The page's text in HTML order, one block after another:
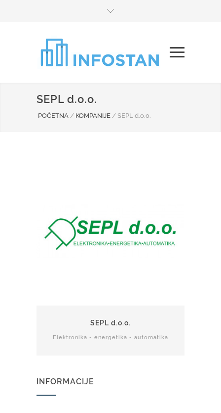
SEPL d.o.o.
POČETNA / KOMPANIJE / SEPL d.o.o.
SEPL d.o.o.
Elektronika - energetika - automatika
INFORMACIJE